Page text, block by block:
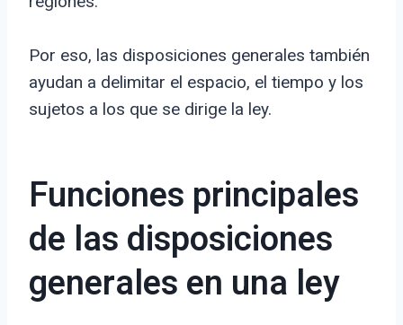
Por eso, las disposiciones generales también
ayudan a delimitar el espacio, el tiempo y los
sujetos a los que se dirige la ley.
Funciones principales
de las disposiciones
generales en una ley